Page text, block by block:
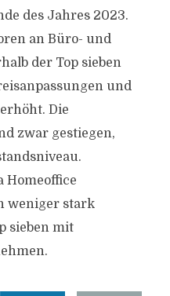
des Jahres 2023.
an Büro- und
der Top sieben
und
Die
zwar gestiegen,
Homeoffice
weniger stark
sieben mit